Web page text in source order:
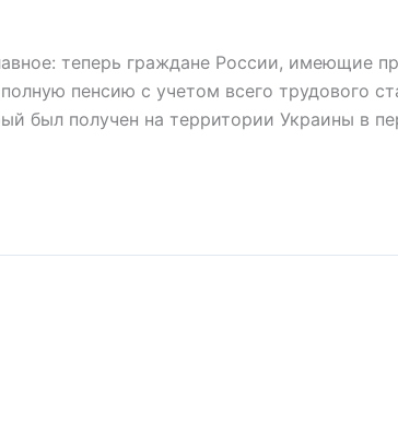
теперь граждане России, имеющие
пенсию с учетом всего трудового
был получен на территории Украины в